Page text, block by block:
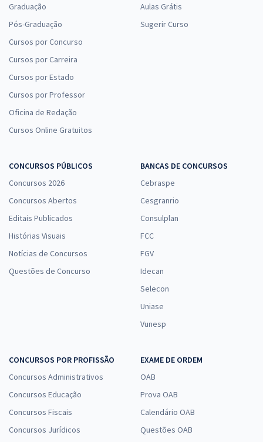
Graduação
Pós-Graduação
Cursos por Concurso
Cursos por Carreira
Cursos por Estado
Cursos por Professor
Oficina de Redação
Cursos Online Gratuitos
Aulas Grátis
Sugerir Curso
CONCURSOS PÚBLICOS
Concursos 2026
Concursos Abertos
Editais Publicados
Histórias Visuais
Notícias de Concursos
Questões de Concurso
BANCAS DE CONCURSOS
Cebraspe
Cesgranrio
Consulplan
FCC
FGV
Idecan
Selecon
Uniase
Vunesp
CONCURSOS POR PROFISSÃO
Concursos Administrativos
Concursos Educação
Concursos Fiscais
Concursos Jurídicos
EXAME DE ORDEM
OAB
Prova OAB
Calendário OAB
Questões OAB